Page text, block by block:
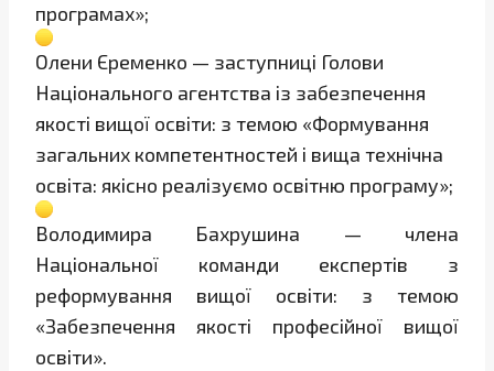
програмах»;
Олени Єременко — заступниці Голови
Національного агентства із забезпечення
якості вищої освіти: з темою «Формування
загальних компетентностей і вища технічна
освіта: якісно реалізуємо освітню програму»;
Володимира Бахрушина — члена
Національної команди експертів з
реформування вищої освіти: з темою
«Забезпечення якості професійної вищої
освіти».